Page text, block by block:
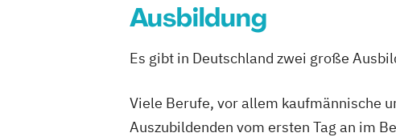
Ausbildung
Es gibt in Deutschland zwei große
Viele Berufe, vor allem kaufmännische
Auszubildenden vom ersten Tag an im